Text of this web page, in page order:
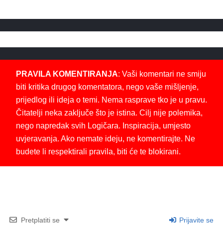
PRAVILA KOMENTIRANJA: Vaši komentari ne smiju
biti kritika drugog komentatora, nego vaše mišljenje,
prijedlog ili ideja o temi. Nema rasprave tko je u pravu.
Čitatelji neka zaključe što je istina. Cilj nije polemika,
nego napredak svih Logičara. Inspiracija, umjesto
uvjeravanja. Ako nemate ideju, ne komentirajte. Ne
budete li respektirali pravila, biti će te blokirani.
Pretplatiti se Prijavite se